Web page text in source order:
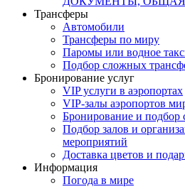
Трансферы
Автомобили
Трансферы по миру
Паромы или водное
Подбор сложных
Бронирование услуг
VIP услуги в аэропортах
VIP-залы аэропортов
Бронирование и подбор
Подбор залов и
мероприятий
Доставка цветов и
Информация
Погода в мире